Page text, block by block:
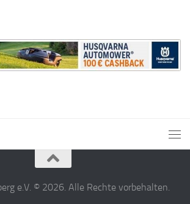
e.V. © 2026. Alle Rechte vorbehalten.